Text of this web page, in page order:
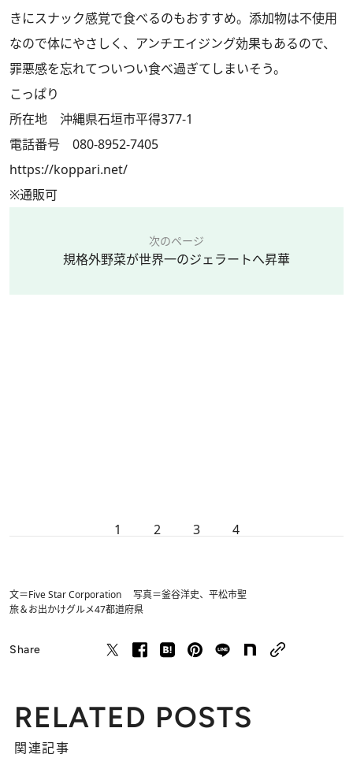
きにスナック感覚で食べるのもおすすめ。添加物は不使用
なので体にやさしく、アンチエイジング効果もあるので、
罪悪感を忘れてついつい食べ過ぎてしまいそう。
こっぱり
所在地 沖縄県石垣市平得377-1
電話番号 080-8952-7405
https://koppari.net/
※通販可
次のページ
規格外野菜が世界一のジェラートへ昇華
1 2 3 4
文＝Five Star Corporation 写真＝釜谷洋史、平松市聖
旅＆お出かけグルメ47都道府県
Share
RELATED POSTS
関連記事